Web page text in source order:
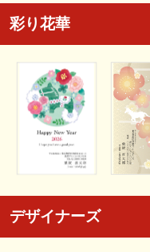
彩り花華
デザイナーズ